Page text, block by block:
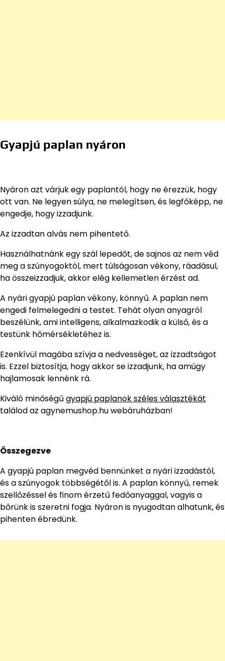
Gyapjú paplan nyáron
Nyáron azt várjuk egy paplantól, hogy ne érezzük, hogy
ott van. Ne legyen súlya, ne melegítsen, és legfőképp, ne
engedje, hogy izzadjunk.
Az izzadtan alvás nem pihentető.
Használhatnánk egy szál lepedőt, de sajnos az nem véd
meg a szúnyogoktól, mert túlságosan vékony, ráadásul,
ha összeizzadjuk, akkor elég kellemetlen érzést ad.
A nyári gyapjú paplan vékony, könnyű. A paplan nem
engedi felmelegedni a testet. Tehát olyan anyagról
beszélünk, ami intelligens, alkalmazkodik a külső, és a
testünk hőmérsékletéhez is.
Ezenkívül magába szívja a nedvességet, az izzadtságot
is. Ezzel biztosítja, hogy akkor se izzadjunk, ha amúgy
hajlamosak lennénk rá.
Kiváló minőségű gyapjú paplanok széles választékát
találod az agynemushop.hu webáruházban!
Összegezve
A gyapjú paplan megvéd bennünket a nyári izzadástól,
és a szúnyogok többségétől is. A paplan könnyű, remek
szellőzéssel és finom érzetű fedőanyaggal, vagyis a
bőrünk is szeretni fogja. Nyáron is nyugodtan alhatunk, és
pihenten ébredünk.